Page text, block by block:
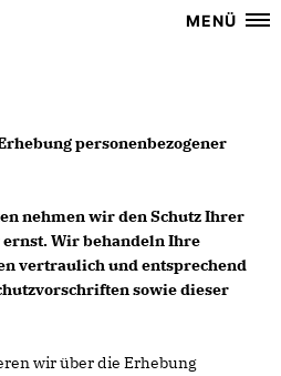
MENÜ
personenbezogener
nehmen wir den Schutz Ihrer
Wir behandeln Ihre
vertraulich und entsprechend
sowie dieser
wir über die Erhebung